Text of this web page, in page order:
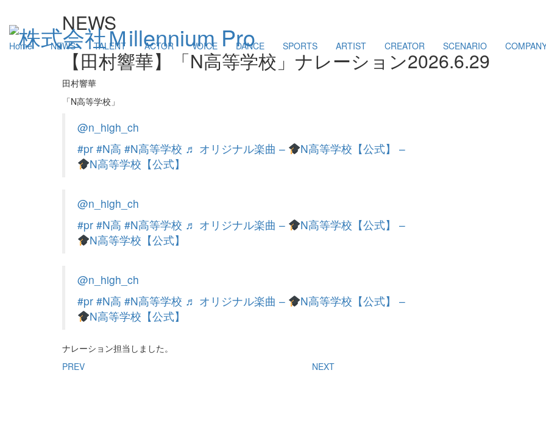
Home NEWS TALENT ACTOR VOICE DANCE SPORTS ARTIST CREATOR SCENARIO
NEWS
【田村響華】「N高等学校」ナレーション2026.6.29
田村響華
「N高等学校」
@n_high_ch
#pr #N高 #N高等学校 ♬ オリジナル楽曲 –
N高等学校【公式】 –
N高等学校【公式】
@n_high_ch
#pr #N高 #N高等学校 ♬ オリジナル楽曲 –
N高等学校【公式】 –
N高等学校【公式】
@n_high_ch
#pr #N高 #N高等学校 ♬ オリジナル楽曲 –
N高等学校【公式】 –
N高等学校【公式】
ナレーション担当しました。
PREV
NEXT